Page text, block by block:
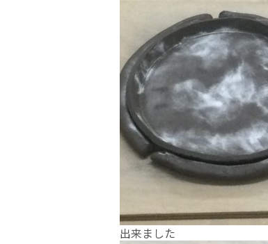
出来ました